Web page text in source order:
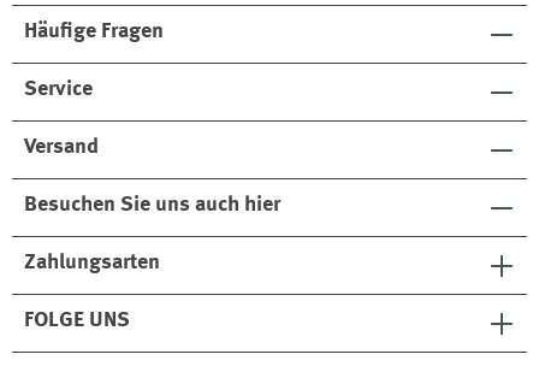
Häufige Fragen
Service
Versand
Besuchen Sie uns auch hier
Zahlungsarten
FOLGE UNS